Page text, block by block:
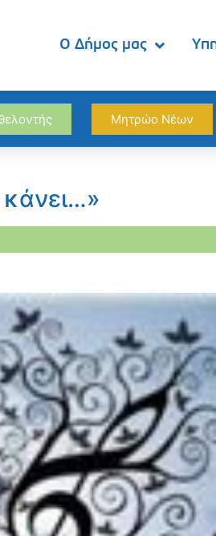
Ο Δήμος μας
Μητρώο Νέων